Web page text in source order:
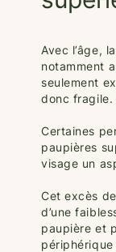
Avec l’âge,
notamment
seulement
donc fragile.
Certaines
paupières
visage un
Cet excès
d’une
paupière et